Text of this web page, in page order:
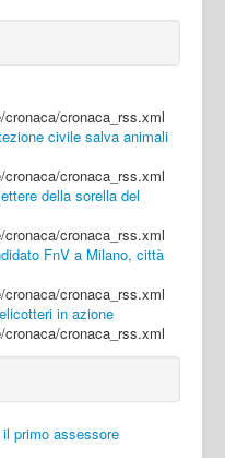
cronaca_rss.xml
civile salva animali
cronaca_rss.xml
della sorella del
cronaca_rss.xml
FnV a Milano, città
cronaca_rss.xml
in azione
cronaca_rss.xml
primo assessore